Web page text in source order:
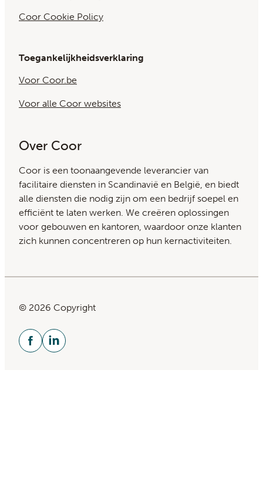
Coor Cookie Policy
Toegankelijkheidsverklaring
Voor Coor.be
Voor alle Coor websites
Over Coor
Coor is een toonaangevende leverancier van
facilitaire diensten in Scandinavië en België, en biedt
alle diensten die nodig zijn om een bedrijf soepel en
efficiënt te laten werken. We creëren oplossingen
voor gebouwen en kantoren, waardoor onze klanten
zich kunnen concentreren op hun kernactiviteiten.
© 2026 Copyright